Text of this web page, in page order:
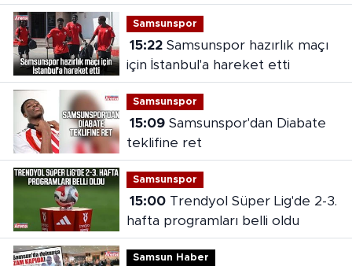
Samsunspor
15:22Samsunspor hazırlık maçı
için İstanbul'a hareket etti
Samsunspor
15:09Samsunspor'dan Diabate
teklifine ret
Samsunspor
15:00Trendyol Süper Lig'de 2-3.
hafta programları belli oldu
Samsun Haber